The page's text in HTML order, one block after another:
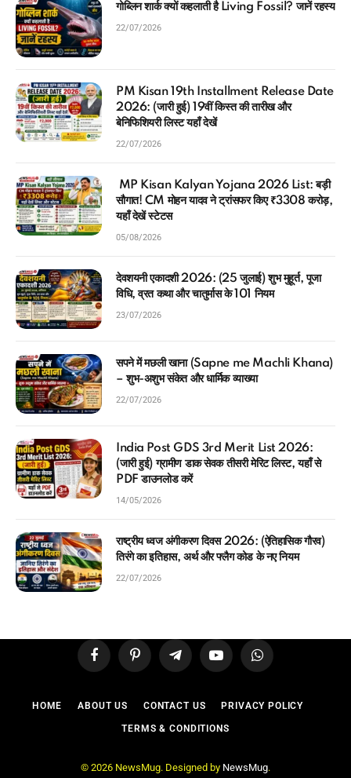
गोब्लिन शार्क क्यों कहलाती है Living Fossil? जानें रहस्य
22/07/2026
PM Kisan 19th Installment Release Date
2026: (जारी हुई) 19वीं किस्त की तारीख और
बेनिफिशियरी लिस्ट यहाँ देखें
22/07/2026
MP Kisan Kalyan Yojana 2026 List: बड़ी
सौगात! CM मोहन यादव ने ट्रांसफर किए ₹3308 करोड़,
यहाँ देखें स्टेटस
05/08/2026
देवशयनी एकादशी 2026: (25 जुलाई) शुभ मुहूर्त, पूजा
विधि, व्रत कथा और चातुर्मास के 101 नियम
23/07/2026
सपने में मछली खाना (Sapne me Machli Khana)
– शुभ-अशुभ संकेत और धार्मिक व्याख्या
22/07/2026
India Post GDS 3rd Merit List 2026:
(जारी हुई) ग्रामीण डाक सेवक तीसरी मेरिट लिस्ट, यहाँ से
PDF डाउनलोड करें
14/05/2026
राष्ट्रीय ध्वज अंगीकरण दिवस 2026: (ऐतिहासिक गौरव)
तिरंगे का इतिहास, अर्थ और फ्लैग कोड के नए नियम
22/07/2026
FacebookPinterest TelegramYouTubeWhatsApp
HOME ABOUT US CONTACT US PRIVACY POLICY
TERMS & CONDITIONS
© 2026 NewsMug. Designed by NewsMug.